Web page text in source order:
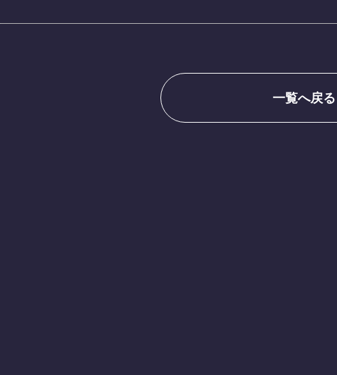
一覧へ戻る